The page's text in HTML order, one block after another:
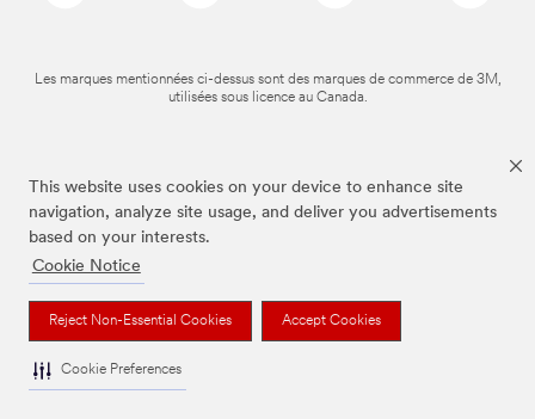
This website uses cookies on your device to enhance site
navigation, analyze site usage, and deliver you advertisements
based on your interests.
Cookie Notice
Reject Non-Essential Cookies Accept Cookies
Cookie Preferences
Les marques mentionnées ci-dessus sont des marques de commerce de 3M,
utilisées sous licence au Canada.